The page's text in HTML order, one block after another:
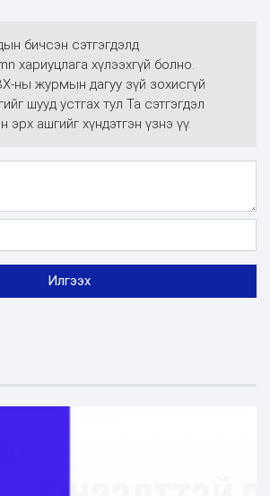
бичсэн сэтгэгдэлд
хариуцлага хүлээхгүй болно.
ны журмын дагуу зүй зохисгүй
шууд устгах тул Та сэтгэгдэл
эрх ашгийг хүндэтгэн үзнэ үү.